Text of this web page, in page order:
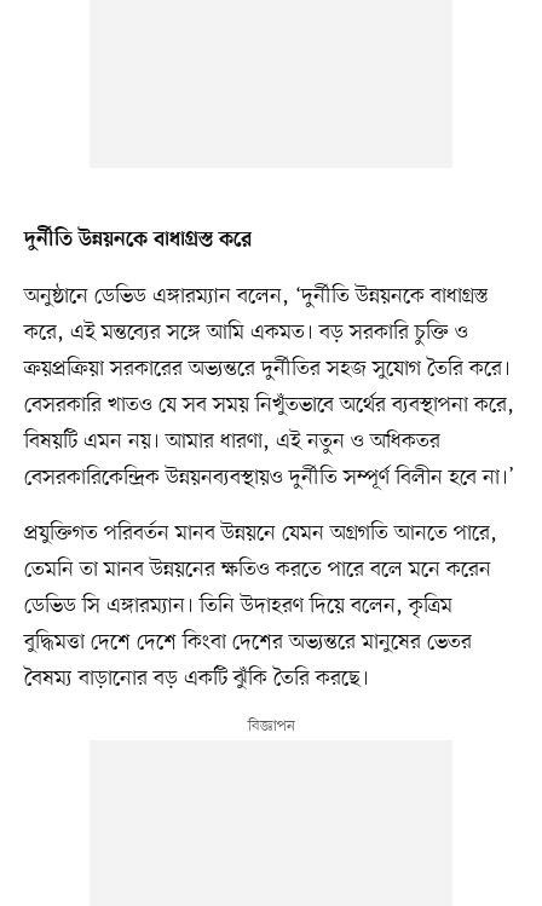
দুর্নীতি উন্নয়নকে বাধাগ্রস্ত করে
অনুষ্ঠানে ডেভিড এঙ্গারম্যান বলেন, ‘দুর্নীতি উন্নয়নকে বাধাগ্রস্ত
করে, এই মন্তব্যের সঙ্গে আমি একমত। বড় সরকারি চুক্তি ও
ক্রয়প্রক্রিয়া সরকারের অভ্যন্তরে দুর্নীতির সহজ সুযোগ তৈরি করে।
বেসরকারি খাতও যে সব সময় নিখুঁতভাবে অর্থের ব্যবস্থাপনা করে,
বিষয়টি এমন নয়। আমার ধারণা, এই নতুন ও অধিকতর
বেসরকারিকেন্দ্রিক উন্নয়নব্যবস্থায়ও দুর্নীতি সম্পূর্ণ বিলীন হবে না।’
প্রযুক্তিগত পরিবর্তন মানব উন্নয়নে যেমন অগ্রগতি আনতে পারে,
তেমনি তা মানব উন্নয়নের ক্ষতিও করতে পারে বলে মনে করেন
ডেভিড সি এঙ্গারম্যান। তিনি উদাহরণ দিয়ে বলেন, কৃত্রিম
বুদ্ধিমত্তা দেশে দেশে কিংবা দেশের অভ্যন্তরে মানুষের ভেতর
বৈষম্য বাড়ানোর বড় একটি ঝুঁকি তৈরি করছে।